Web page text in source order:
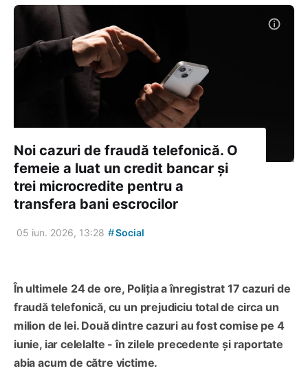
Noi cazuri de fraudă telefonică. O
femeie a luat un credit bancar și
trei microcredite pentru a
transfera bani escrocilor
05 iun. 2026, 13:28 #Social
În ultimele 24 de ore, Poliția a înregistrat 17 cazuri de
fraudă telefonică, cu un prejudiciu total de circa un
milion de lei. Două dintre cazuri au fost comise pe 4
iunie, iar celelalte - în zilele precedente și raportate
abia acum de către victime.